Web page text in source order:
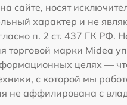
сайте, носят
характер и не
п. 2 ст. 437 ГК РФ.
торговой марки Midea
целях —
с которой мы
не аффилирована с